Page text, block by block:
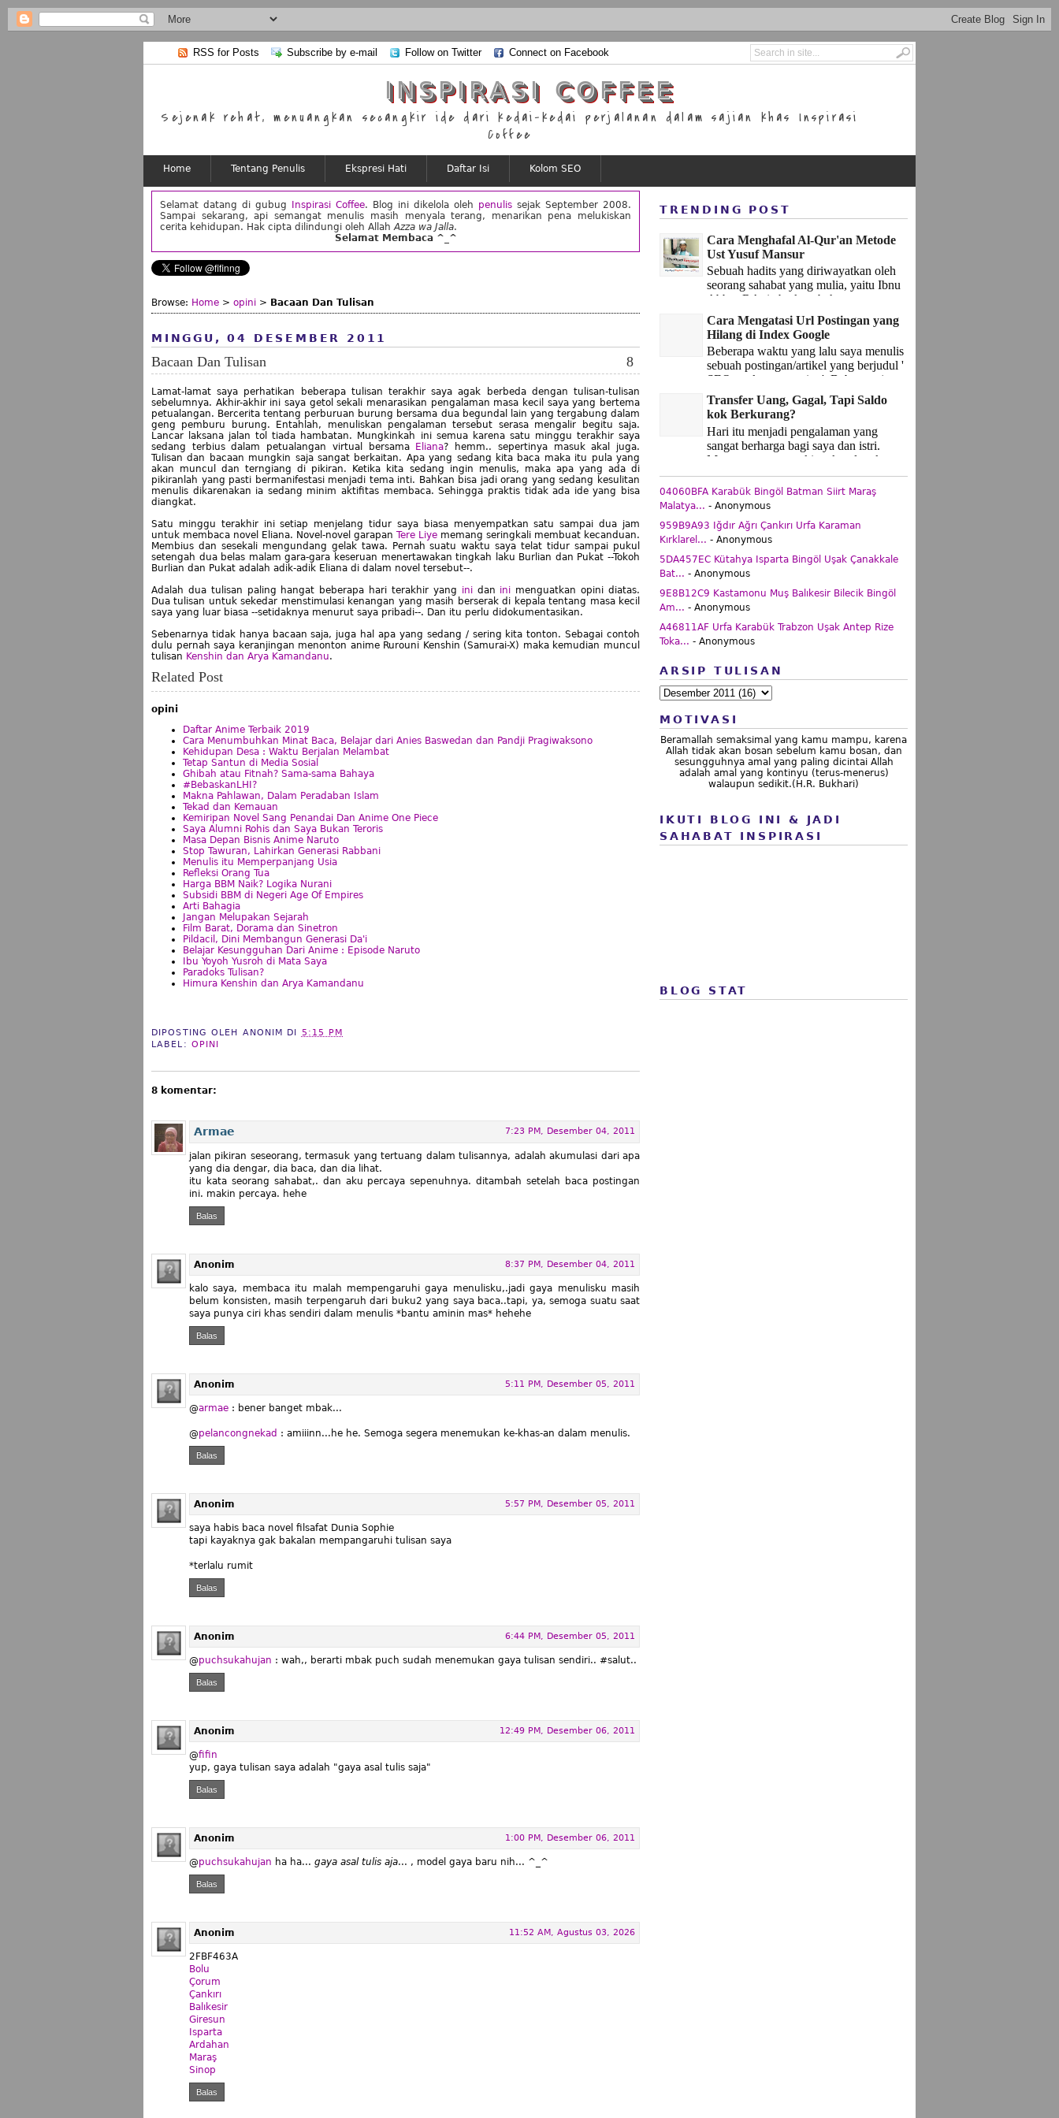
RSS for Posts Subscribe by e-mail Follow on Twitter Connect on Facebook
INSPIRASI COFFEE
Sejenak rehat, menuangkan secangkir ide dari kedai-kedai perjalanan dalam sajian khas Inspirasi
Coffee
Home Tentang Penulis Ekspresi Hati Daftar Isi Kolom SEO
Selamat datang di gubug Inspirasi Coffee. Blog ini dikelola oleh penulis sejak September 2008.
Sampai sekarang, api semangat menulis masih menyala terang, menarikan pena melukiskan
cerita kehidupan. Hak cipta dilindungi oleh AllahAzza wa Jalla.
Selamat Membaca ^_^
Browse: Home > opini > Bacaan Dan Tulisan
MINGGU, 04 DESEMBER 2011
8
Bacaan Dan Tulisan
Lamat-lamat saya perhatikan beberapa tulisan terakhir saya agak berbeda dengan tulisan-tulisan
sebelumnya. Akhir-akhir ini saya getol sekali menarasikan pengalaman masa kecil saya yang bertema
petualangan. Bercerita tentang perburuan burung bersama dua begundal lain yang tergabung dalam
geng pemburu burung. Entahlah, menuliskan pengalaman tersebut serasa mengalir begitu saja.
Lancar laksana jalan tol tiada hambatan. Mungkinkah ini semua karena satu minggu terakhir saya
sedang terbius dalam petualangan virtual bersama
Eliana? hemm.. sepertinya masuk akal juga.
Tulisan dan bacaan mungkin saja sangat berkaitan. Apa yang sedang kita baca maka itu pula yang
akan muncul dan terngiang di pikiran. Ketika kita sedang ingin menulis, maka apa yang ada di
pikiranlah yang pasti bermanifestasi menjadi tema inti. Bahkan bisa jadi orang yang sedang kesulitan
menulis dikarenakan ia sedang minim aktifitas membaca. Sehingga praktis tidak ada ide yang bisa
diangkat.
Satu minggu terakhir ini setiap menjelang tidur saya biasa menyempatkan satu sampai dua jam
untuk membaca novel Eliana. Novel-novel garapan Tere Liye memang seringkali membuat kecanduan.
Membius dan sesekali mengundang gelak tawa. Pernah suatu waktu saya telat tidursampai pukul
setengah dua belas malam gara-gara keseruan menertawakan tingkah laku Burlian dan Pukat --Tokoh
Burlian dan Pukat adalah adik-adik Eliana di dalam novel tersebut--.
Adalah dua tulisan paling hangat beberapa hari terakhir yang inidan ini menguatkan opini diatas.
Dua tulisan untuk sekedar menstimulasi kenangan yang masih berserak di kepala tentang masa kecil
saya yang luar biasa --setidaknya menurut saya pribadi--. Dan itu perlu didokumentasikan.
Sebenarnya tidak hanya bacaan saja, juga hal apa yang sedang / sering kita tonton. Sebagai contoh
dulu pernah saya keranjingan menonton anime Rurouni Kenshin (Samurai-X) maka kemudian muncul
tulisan Kenshin dan Arya Kamandanu.
Related Post
opini
Daftar Anime Terbaik 2019
Cara Menumbuhkan Minat Baca, Belajar dari Anies Baswedan dan Pandji Pragiwaksono
Kehidupan Desa : Waktu Berjalan Melambat
Tetap Santun di Media Sosial
Ghibah atau Fitnah? Sama-sama Bahaya
#BebaskanLHI?
Makna Pahlawan, Dalam Peradaban Islam
Tekad dan Kemauan
Kemiripan Novel Sang Penandai Dan Anime One Piece
Saya Alumni Rohis dan Saya Bukan Teroris
Masa Depan Bisnis Anime Naruto
Stop Tawuran, Lahirkan Generasi Rabbani
Menulis itu Memperpanjang Usia
Refleksi Orang Tua
Harga BBM Naik? Logika Nurani
Subsidi BBM di Negeri Age Of Empires
Arti Bahagia
Jangan Melupakan Sejarah
Film Barat, Dorama dan Sinetron
Pildacil, Dini Membangun Generasi Da'i
Belajar Kesungguhan Dari Anime : Episode Naruto
Ibu Yoyoh Yusroh di Mata Saya
Paradoks Tulisan?
Himura Kenshin dan Arya Kamandanu
DIPOSTING OLEH ANONIM DI 5:15 PM
LABEL: OPINI
8 komentar:
Armae 7:23 PM, Desember 04, 2011
jalan pikiran seseorang, termasuk yang tertuang dalam tulisannya, adalah akumulasi dari apa
yang dia dengar, dia baca, dan dia lihat.
itu kata seorang sahabat,. dan aku percaya sepenuhnya. ditambah setelah baca postingan
ini. makin percaya. hehe
Balas
Anonim 8:37 PM, Desember 04, 2011
kalo saya, membaca itu malah mempengaruhi gaya menulisku,.jadi gaya menulisku masih
belum konsisten, masih terpengaruh dari buku2 yang saya baca..tapi, ya, semoga suatu saat
saya punya ciri khas sendiri dalam menulis *bantu aminin mas* hehehe
Balas
Anonim 5:11 PM, Desember 05, 2011
@armae : bener banget mbak...
@pelancongnekad : amiiinn...he he. Semoga segera menemukan ke-khas-an dalam menulis.
Balas
Anonim 5:57 PM, Desember 05, 2011
saya habis baca novel filsafat Dunia Sophie
tapi kayaknya gak bakalan mempangaruhi tulisan saya
*terlalu rumit
Balas
Anonim 6:44 PM, Desember 05, 2011
@puchsukahujan : wah,, berarti mbak puch sudah menemukan gaya tulisan sendiri.. #salut..
Balas
Anonim 12:49 PM, Desember 06, 2011
@fifin
yup, gaya tulisan saya adalah "gaya asal tulis saja"
Balas
Anonim 1:00 PM, Desember 06, 2011
@puchsukahujan ha ha... gaya asal tulis aja... , model gaya baru nih... ^_^
Balas
Anonim 11:52 AM, Agustus 03, 2026
2FBF463A
Bolu
Çorum
Çankırı
Balıkesir
Giresun
Isparta
Ardahan
Maraş
Sinop
Balas
TRENDING POST
Cara Menghafal Al-Qur'an Metode
Ust Yusuf Mansur
Sebuah hadits yang diriwayatkan oleh
seorang sahabat yang mulia, yaitu Ibnu
Abbas RA, ia berkata bahwasannya
Cara Mengatasi Url Postingan yang
Hilang di Index Google
Beberapa waktu yang lalu saya menulis
sebuah postingan/artikel yang berjudul '
SEO, makanan apa itu '. Beberapa jam
setelah ...
Transfer Uang, Gagal, Tapi Saldo
kok Berkurang?
Hari itu menjadi pengalaman yang
sangat berharga bagi saya dan istri.
Momen yang mungkin tak terlupakan
seumur hidup. Bukan kesan yan...
04060BFA Karabük Bingöl Batman Siirt Maraş
Malatya... - Anonymous
959B9A93 Iğdır Ağrı Çankırı Urfa Karaman
Kırklarel... - Anonymous
5DA457EC Kütahya Isparta Bingöl Uşak Çanakkale
Bat... - Anonymous
9E8B12C9 Kastamonu Muş Balıkesir Bilecik Bingöl
Am... - Anonymous
A46811AF Urfa Karabük Trabzon Uşak Antep Rize
Toka... - Anonymous
ARSIP TULISAN
MOTIVASI
Beramallah semaksimal yang kamu mampu, karena
Allah tidak akan bosan sebelum kamu bosan, dan
sesungguhnya amal yang paling dicintai Allah
adalah amal yang kontinyu (terus-menerus)
walaupun sedikit.(H.R. Bukhari)
IKUTI BLOG INI & JADI
SAHABAT INSPIRASI
BLOG STAT